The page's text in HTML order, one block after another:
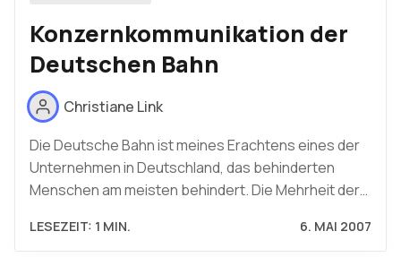
Konzernkommunikation der
Deutschen Bahn
Christiane Link
Die Deutsche Bahn ist meines Erachtens eines der
Unternehmen in Deutschland, das behinderten
Menschen am meisten behindert. Die Mehrheit der…
LESEZEIT: 1 MIN. 6. MAI 2007